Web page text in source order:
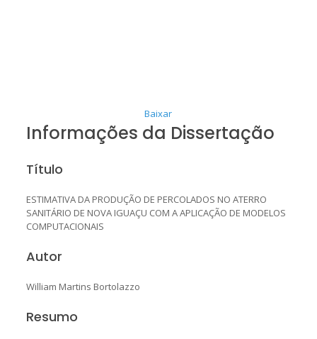
Baixar
Informações da Dissertação
Título
ESTIMATIVA DA PRODUÇÃO DE PERCOLADOS NO ATERRO
SANITÁRIO DE NOVA IGUAÇU COM A APLICAÇÃO DE MODELOS
COMPUTACIONAIS
Autor
William Martins Bortolazzo
Resumo